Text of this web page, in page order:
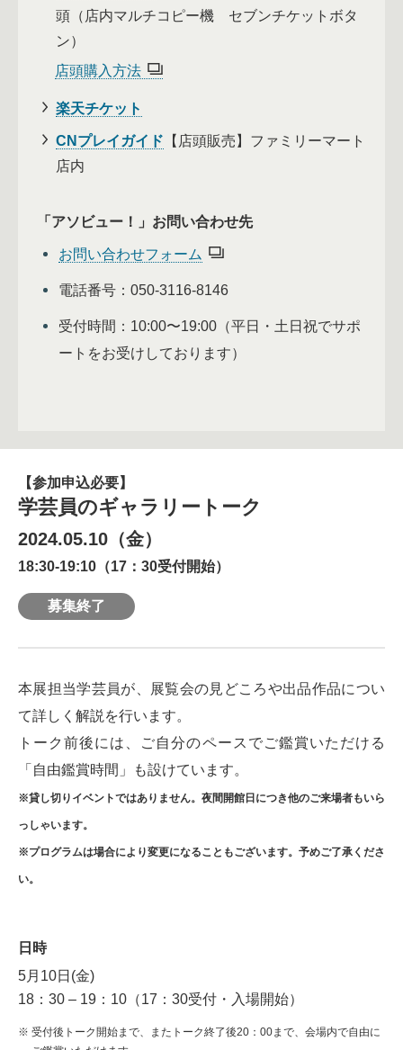
頭（店内マルチコピー機 セブンチケットボタ
ン）
店頭購入方法
楽天チケット
CNプレイガイド 【店頭販売】ファミリーマート
店内
「アソビュー！」お問い合わせ先
お問い合わせフォーム
電話番号：050-3116-8146
受付時間：10:00〜19:00（平日・土日祝でサポ
ートをお受けしております）
【参加申込必要】
学芸員のギャラリートーク
2024.05.10（金）
18:30-19:10（17：30受付開始）
募集終了
本展担当学芸員が、展覧会の見どころや出品作品につい
て詳しく解説を行います。
トーク前後には、ご自分のペースでご鑑賞いただける
「自由鑑賞時間」も設けています。
※貸し切りイベントではありません。夜間開館日につき他のご来場者もいら
っしゃいます。
※プログラムは場合により変更になることもございます。予めご了承くださ
い。
日時
5月10日(金)
18：30 – 19：10（17：30受付・入場開始）
受付後トーク開始まで、またトーク終了後20：00まで、会場内で自由に